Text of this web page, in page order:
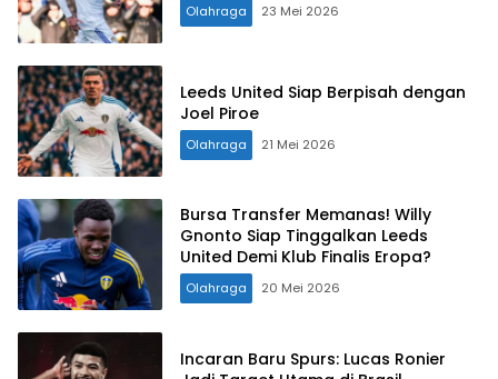
Olahraga 23 Mei 2026
Leeds United Siap Berpisah dengan
Joel Piroe
Olahraga 21 Mei 2026
Bursa Transfer Memanas! Willy
Gnonto Siap Tinggalkan Leeds
United Demi Klub Finalis Eropa?
Olahraga 20 Mei 2026
Incaran Baru Spurs: Lucas Ronier